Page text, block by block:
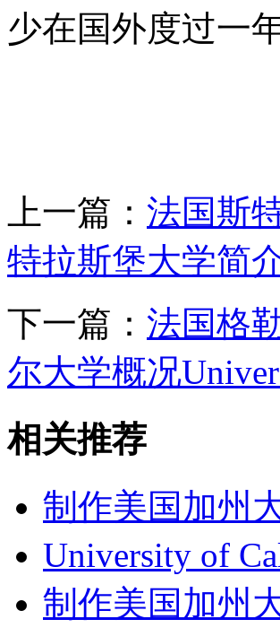
少在国外度过一
上一篇： 法国斯
特拉斯堡大学简
下一篇： 法国格
尔大学概况
相关推荐
制作美国加州
University of
制作美国加州